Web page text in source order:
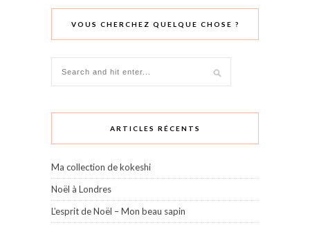
VOUS CHERCHEZ QUELQUE CHOSE ?
ARTICLES RÉCENTS
Ma collection de kokeshi
Noël à Londres
L’esprit de Noël – Mon beau sapin